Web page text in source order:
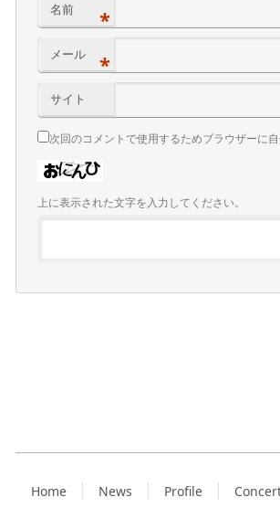
名前 *
メール *
サイト
次回のコメントで使用するためブラウザーに
上に表示された文字を入力してください。
Home News Profile